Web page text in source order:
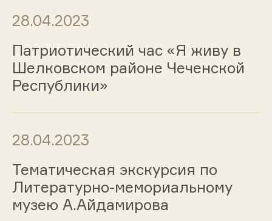
28.04.2023
Патриотический час «Я живу в
Шелковском районе Чеченской
Республики»
28.04.2023
Тематическая экскурсия по
Литературно-мемориальному
музею А.Айдамирова